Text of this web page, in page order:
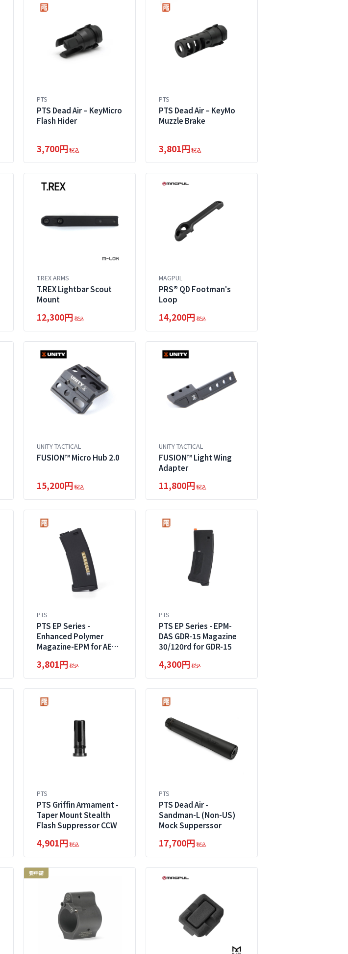
PTS
PTS Dead Air – KeyMicro
Flash Hider
3,700円税込
PTS
PTS Dead Air – KeyMo
Muzzle Brake
3,801円税込
T.REX ARMS
T.REX Lightbar Scout
Mount
12,300円税込
MAGPUL
PRS® QD Footman's
Loop
14,200円税込
UNITY TACTICAL
FUSION™ Micro Hub 2.0
15,200円税込
UNITY TACTICAL
FUSION™ Light Wing
Adapter
11,800円税込
PTS
PTS EP Series -
Enhanced Polymer
Magazine-EPM for AEG
3,801円税込
PTS
PTS EP Series - EPM-
DAS GDR-15 Magazine
30/120rd for GDR-15
4,300円税込
PTS
PTS Griffin Armament -
Taper Mount Stealth
Flash Suppressor CCW
4,901円税込
PTS
PTS Dead Air -
Sandman-L (Non-US)
Mock Supperssor
17,700円税込
要申請